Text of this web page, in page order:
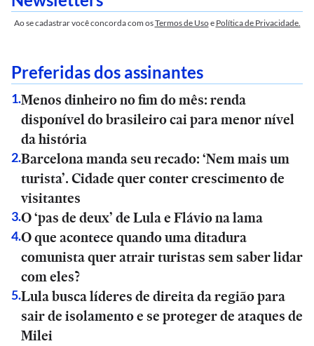
Ao se cadastrar você concorda com osTermos de Usoe Política de Privacidade.
Preferidas dos assinantes
1.Menos dinheiro no fim do mês: renda
disponível do brasileiro cai para menor nível
da história
2.Barcelona manda seu recado: ‘Nem mais um
turista’. Cidade quer conter crescimento de
visitantes
3.O ‘pas de deux’ de Lula e Flávio na lama
4.O que acontece quando uma ditadura
comunista quer atrair turistas sem saber lidar
com eles?
5.Lula busca líderes de direita da região para
sair de isolamento e se proteger de ataques de
Milei